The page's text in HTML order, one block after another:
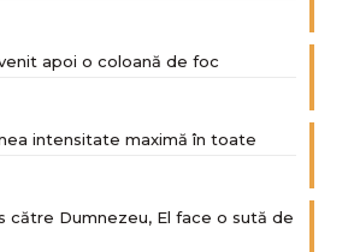
apoi o coloană de foc
intensitate maximă în toate
către Dumnezeu, El face o sută de